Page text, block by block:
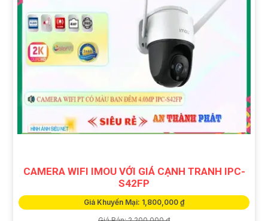
CAMERA WIFI IMOU VỚI GIÁ CẠNH TRANH IPC-
S42FP
Giá Khuyến Mại: 1,800,000 ₫